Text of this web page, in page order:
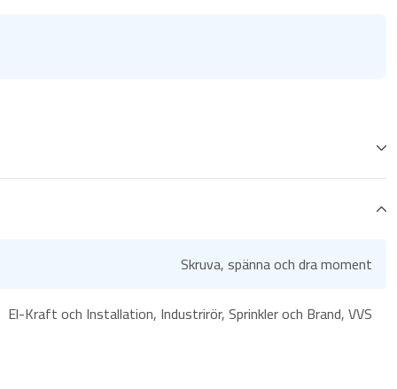
Skruva, spänna och dra moment
El-Kraft och Installation, Industrirör, Sprinkler och Brand, VVS